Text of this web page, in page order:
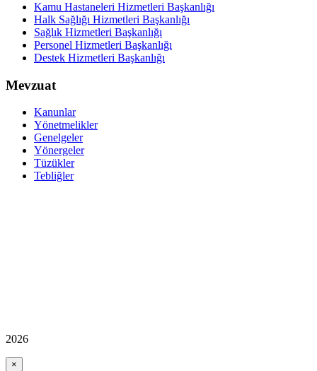
Kamu Hastaneleri Hizmetleri Başkanlığı
Halk Sağlığı Hizmetleri Başkanlığı
Sağlık Hizmetleri Başkanlığı
Personel Hizmetleri Başkanlığı
Destek Hizmetleri Başkanlığı
Mevzuat
Kanunlar
Yönetmelikler
Genelgeler
Yönergeler
Tüzükler
Tebliğler
2026
×